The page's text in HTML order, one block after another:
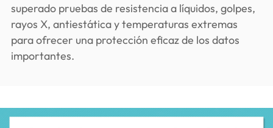
superado pruebas de resistencia a líquidos, golpes,
rayos X, antiestática y temperaturas extremas
para ofrecer una protección eficaz de los datos
importantes.